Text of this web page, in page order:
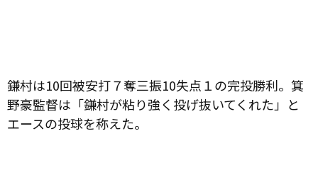
鎌村は10回被安打７奪三振10失点１の完投勝利。箕
野豪監督は「鎌村が粘り強く投げ抜いてくれた」と
エースの投球を称えた。